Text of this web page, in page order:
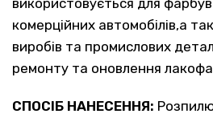
комерційних автомобілів,а
виробів та промислових
ремонту та оновлення
СПОСІБ НАНЕСЕННЯ: